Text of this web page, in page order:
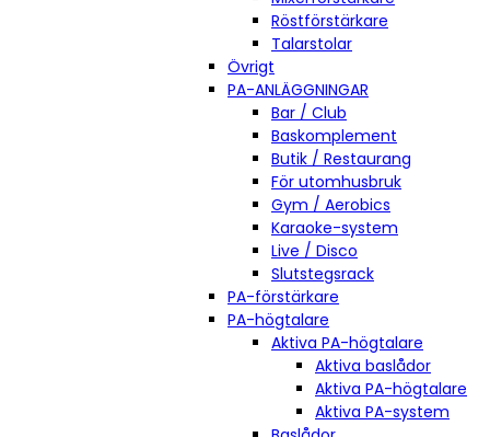
Röstförstärkare
Talarstolar
Övrigt
PA-ANLÄGGNINGAR
Bar / Club
Baskomplement
Butik / Restaurang
För utomhusbruk
Gym / Aerobics
Karaoke-system
Live / Disco
Slutstegsrack
PA-förstärkare
PA-högtalare
Aktiva PA-högtalare
Aktiva baslådor
Aktiva PA-högtalare
Aktiva PA-system